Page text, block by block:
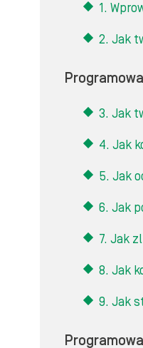
1.
2. Jak
3. Jak
4. Jak
5. Jak
6. Jak
7. Jak
8. Jak
9. Jak